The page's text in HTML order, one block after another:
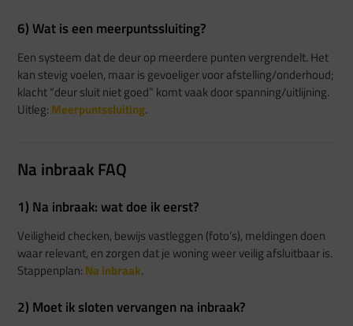
6) Wat is een meerpuntssluiting?
Een systeem dat de deur op meerdere punten vergrendelt. Het
kan stevig voelen, maar is gevoeliger voor afstelling/onderhoud;
klacht “deur sluit niet goed” komt vaak door spanning/uitlijning.
Uitleg: Meerpuntssluiting.
Na inbraak FAQ
1) Na inbraak: wat doe ik eerst?
Veiligheid checken, bewijs vastleggen (foto’s), meldingen doen
waar relevant, en zorgen dat je woning weer veilig afsluitbaar is.
Stappenplan: Na inbraak.
2) Moet ik sloten vervangen na inbraak?